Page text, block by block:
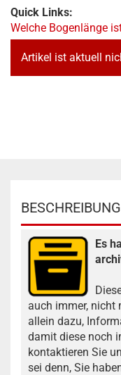
Quick Links:
Welche Bogenlänge
Artikel ist aktuell
BESCHREIBUNG
Es
auch immer, nicht
allein dazu,
damit diese noch
kontaktieren Sie
sei denn, Sie